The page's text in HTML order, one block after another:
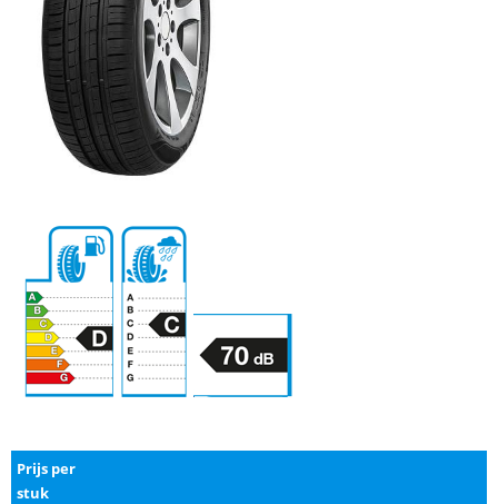
Prijs per
stuk